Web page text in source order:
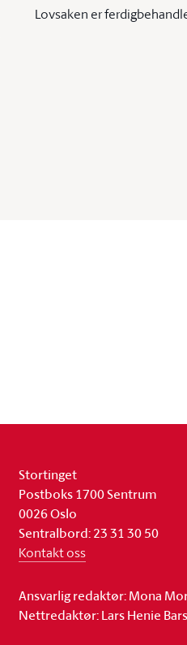
Lovsaken er
Stortinget
Postboks 1700 Sentrum
0026 Oslo
Sentralbord: 23 31 30 50
Kontakt oss
Ansvarlig redaktør: Mona
Nettredaktør: Lars Henie